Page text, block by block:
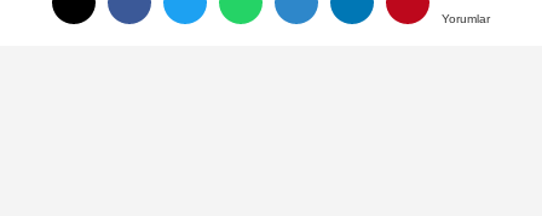
Yorumlar
08 Temmuz 2026 - 15:39
Yorumlar